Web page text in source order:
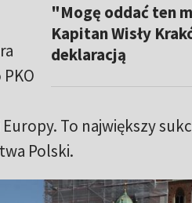
"Mogę oddać ten
Kapitan Wisły
deklaracją
To największy
Polski.